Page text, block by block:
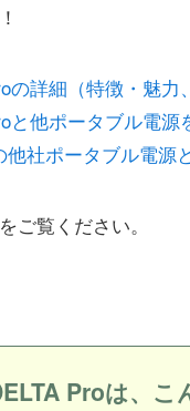
の詳細（特徴・魅
と他ポータブル電源
社ポータブル電源
ご覧ください。
Proは、こ